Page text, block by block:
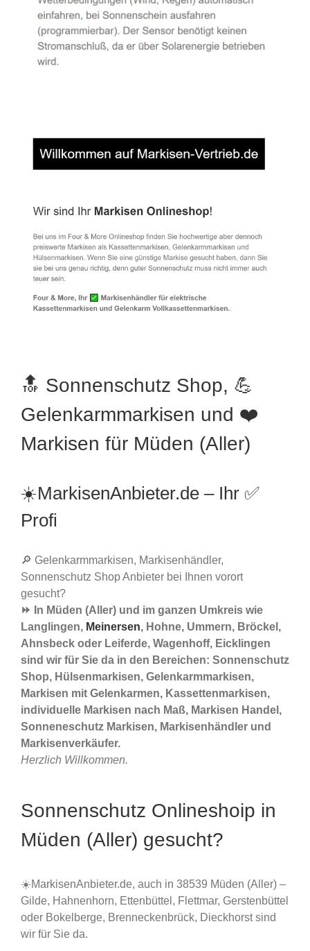
🔝 Sonnenschutz Shop, 💪
Gelenkarmmarkisen und ❤️
Markisen für Müden (Aller)
☀️MarkisenAnbieter.de – Ihr ✅
Profi
🔎 Gelenkarmmarkisen, Markisenhändler,
Sonnenschutz Shop Anbieter bei Ihnen vorort
gesucht?
⏩ In Müden (Aller) und im ganzen Umkreis wie
Langlingen, Meinersen, Hohne, Ummern, Bröckel,
Ahnsbeck oder Leiferde, Wagenhoff, Eicklingen
sind wir für Sie da in den Bereichen: Sonnenschutz
Shop, Hülsenmarkisen, Gelenkarmmarkisen,
Markisen mit Gelenkarmen, Kassettenmarkisen,
individuelle Markisen nach Maß, Markisen Handel,
Sonneneschutz Markisen, Markisenhändler und
Markisenverkäufer.
Herzlich Willkommen.
Sonnenschutz Onlineshoip in
Müden (Aller) gesucht?
☀️MarkisenAnbieter.de, auch in 38539 Müden (Aller) –
Gilde, Hahnenhorn, Ettenbüttel, Flettmar, Gerstenbüttel
oder Bokelberge, Brenneckenbrück, Dieckhorst sind
wir für Sie da.